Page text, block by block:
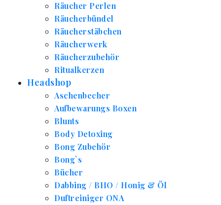
Räucher Perlen
Räucherbündel
Räucherstäbchen
Räucherwerk
Räucherzubehör
Ritualkerzen
Headshop
Aschenbecher
Aufbewarungs Boxen
Blunts
Body Detoxing
Bong Zubehör
Bong`s
Bücher
Dabbing / BHO / Honig & Öl
Duftreiniger ONA